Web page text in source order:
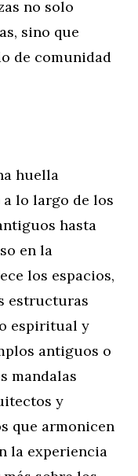
no solo
sino que
de comunidad
huella
lo largo de los
hasta
en la
los espacios,
estructuras
espiritual y
antiguos o
mandalas
y
que armonicen
la experiencia